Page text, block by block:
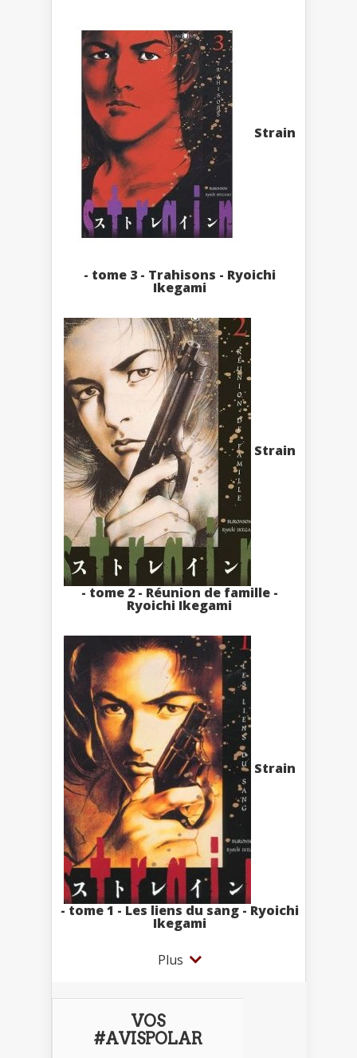
Strain
- tome 3 - Trahisons - Ryoichi
Ikegami
Strain
- tome 2 - Réunion de famille -
Ryoichi Ikegami
Strain
- tome 1 - Les liens du sang - Ryoichi
Ikegami
Plus
VOS
#AVISPOLAR